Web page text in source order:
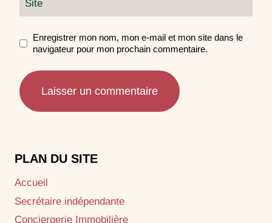
Site
Enregistrer mon nom, mon e-mail et mon site dans le
navigateur pour mon prochain commentaire.
PLAN DU SITE
Accueil
Secrétaire indépendante
Conciergerie Immobilière